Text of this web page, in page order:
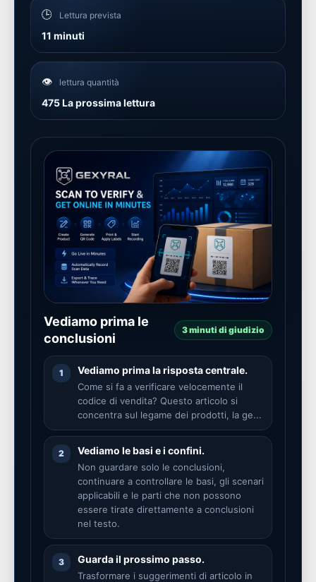
🕒 Lettura prevista
11 minuti
👁️ lettura quantità
475 La prossima lettura
Vediamo prima le
conclusioni
3 minuti di giudizio
1 Vediamo prima la risposta centrale.
Come si fa a verificare velocemente il
codice di vendita? Questo articolo si
concentra sul legame dei prodotti, la ge...
2 Vediamo le basi e i confini.
Non guardare solo le conclusioni,
continuare a controllare le basi, gli scenari
applicabili e le parti che non possono
essere tirate direttamente a conclusioni
nel testo.
3 Guarda il prossimo passo.
Trasformare i suggerimenti di articolo in